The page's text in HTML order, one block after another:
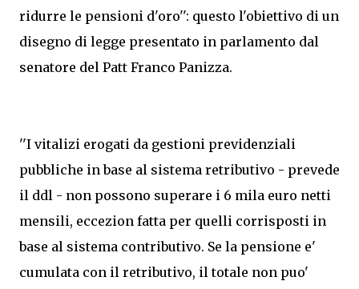
ridurre le pensioni d'oro'': questo l'obiettivo di un
disegno di legge presentato in parlamento dal
senatore del Patt Franco Panizza.
''I vitalizi erogati da gestioni previdenziali
pubbliche in base al sistema retributivo - prevede
il ddl - non possono superare i 6 mila euro netti
mensili, eccezion fatta per quelli corrisposti in
base al sistema contributivo. Se la pensione e'
cumulata con il retributivo, il totale non puo'